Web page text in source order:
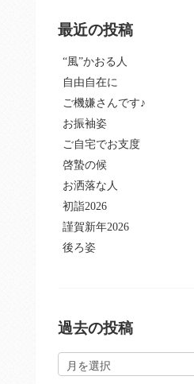
最近の投稿
“風”かおる人
自由自在に
ご機嫌さんです♪
お振袖姿
ご自宅でお支度
啓蟄の候
お洒落な人
初詣2026
謹賀新年2026
後ろ姿
過去の投稿
去